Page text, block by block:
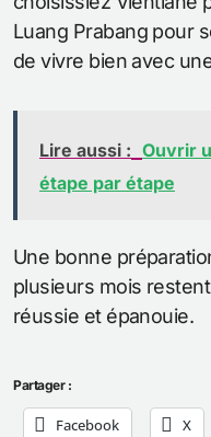
Luang Prabang pour
de vivre bien avec
Lire aussi : Ouvrir
étape par étape
Une bonne
plusieurs mois
réussie et épanouie.
Partager :
Facebook X